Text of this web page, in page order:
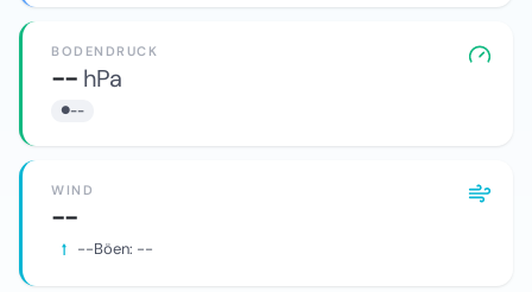
BODENDRUCK
-- hPa
--
WIND
--
--Böen: --